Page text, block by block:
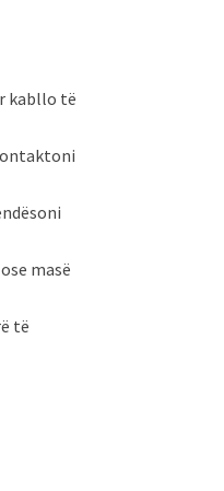
kabllo të
masë
të